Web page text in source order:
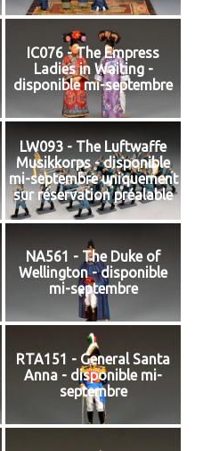
IC076 - The Empress
Ladies in Waiting -
disponible mi-septembre
LW093 - The Luftwaffe
Musikkorps - disponible
mi-septembre uniquement
sur réservation préalable
NA561 - The Duke of
Wellington - disponible
mi-septembre
RTA151 - General Santa
Anna - disponible mi-
septembre